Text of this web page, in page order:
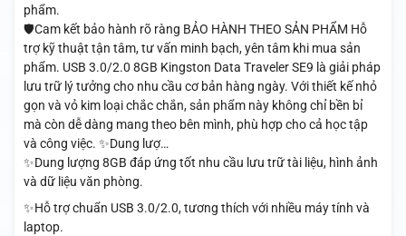
phẩm.
🛡️Cam kết bảo hành rõ ràng BẢO HÀNH THEO SẢN PHẨM Hỗ
trợ kỹ thuật tận tâm, tư vấn minh bạch, yên tâm khi mua sản
phẩm. USB 3.0/2.0 8GB Kingston Data Traveler SE9 là giải pháp
lưu trữ lý tưởng cho nhu cầu cơ bản hàng ngày. Với thiết kế nhỏ
gọn và vỏ kim loại chắc chắn, sản phẩm này không chỉ bền bỉ
mà còn dễ dàng mang theo bên mình, phù hợp cho cả học tập
và công việc. ✨Dung lượ…
✨Dung lượng 8GB đáp ứng tốt nhu cầu lưu trữ tài liệu, hình ảnh
và dữ liệu văn phòng.
✨Hỗ trợ chuẩn USB 3.0/2.0, tương thích với nhiều máy tính và
laptop.